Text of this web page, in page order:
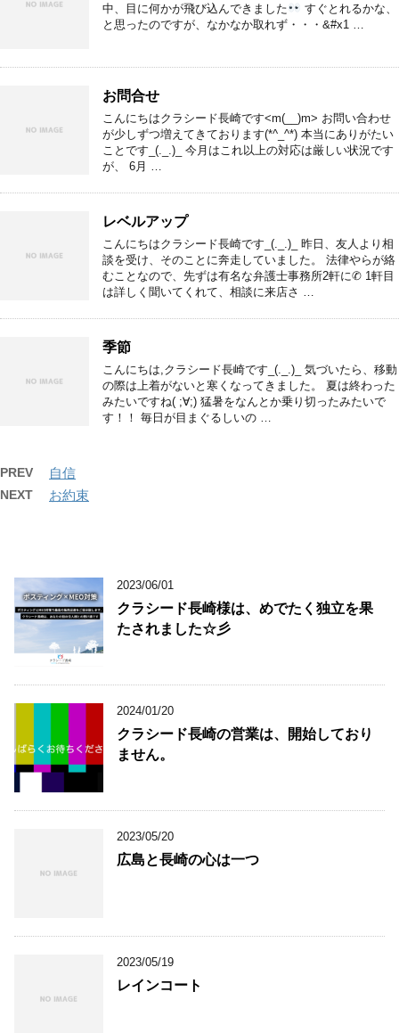
中、目に何かが飛び込んできました
すぐとれるかな、
と思ったのですが、なかなか取れず・・・&#x1 …
お問合せ
こんにちはクラシード長崎です<m(__)m> お問い合わせ
が少しずつ増えてきております(*^_^*) 本当にありがたい
ことです_(._.)_ 今月はこれ以上の対応は厳しい状況です
が、 6月 …
レベルアップ
こんにちはクラシード長崎です_(._.)_ 昨日、友人より相
談を受け、そのことに奔走していました。 法律やらが絡
むことなので、先ずは有名な弁護士事務所2軒に✆ 1軒目
は詳しく聞いてくれて、相談に来店さ …
季節
こんにちは,クラシード長崎です_(._.)_ 気づいたら、移動
の際は上着がないと寒くなってきました。 夏は終わった
みたいですね( ;∀;) 猛暑をなんとか乗り切ったみたいで
す！！ 毎日が目まぐるしいの …
PREV 自信
NEXT お約束
2023/06/01
クラシード長崎様は、めでたく独立を果
たされました☆彡
2024/01/20
クラシード長崎の営業は、開始しており
ません。
2023/05/20
広島と長崎の心は一つ
2023/05/19
レインコート